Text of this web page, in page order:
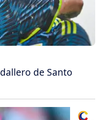
de Santo